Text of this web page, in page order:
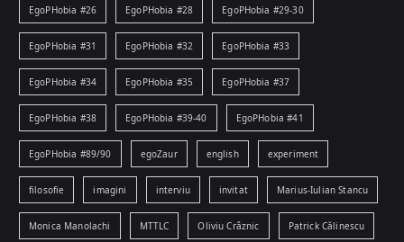
EgoPHobia #26 EgoPHobia #28 EgoPHobia #29-30
EgoPHobia #31 EgoPHobia #32 EgoPHobia #33
EgoPHobia #34 EgoPHobia #35 EgoPHobia #37
EgoPHobia #38 EgoPHobia #39-40 EgoPHobia #41
EgoPHobia #89/90 egoZaur english experiment
filosofie imagini interviu invitat Marius-Iulian Stancu
Monica Manolachi MTTLC Oliviu Crâznic Patrick Călinescu